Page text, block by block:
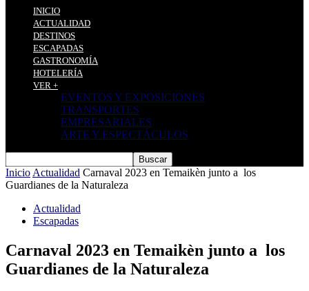
INICIO
ACTUALIDAD
DESTINOS
ESCAPADAS
GASTRONOMÍA
HOTELERÍA
VER +
EVENTOS Y EXPOSICIONES
TRANSPORTES
EMPRESARIALES
ARTE Y ESPECTÁCULOS
Inicio Actualidad Carnaval 2023 en Temaikèn junto a los
Guardianes de la Naturaleza
Actualidad
Escapadas
Carnaval 2023 en Temaikèn junto a los
Guardianes de la Naturaleza